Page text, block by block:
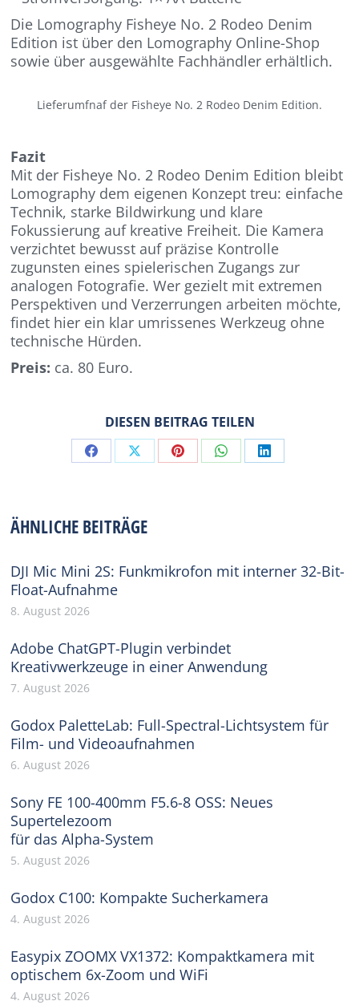
Die Lomography Fisheye No. 2 Rodeo Denim
Edition ist über den Lomography Online-Shop
sowie über ausgewählte Fachhändler erhältlich.
Lieferumfnaf der Fisheye No. 2 Rodeo Denim Edition.
Fazit
Mit der Fisheye No. 2 Rodeo Denim Edition bleibt
Lomography dem eigenen Konzept treu: einfache
Technik, starke Bildwirkung und klare
Fokussierung auf kreative Freiheit. Die Kamera
verzichtet bewusst auf präzise Kontrolle
zugunsten eines spielerischen Zugangs zur
analogen Fotografie. Wer gezielt mit extremen
Perspektiven und Verzerrungen arbeiten möchte,
findet hier ein klar umrissenes Werkzeug ohne
technische Hürden.
Preis: ca. 80 Euro.
DIESEN BEITRAG TEILEN
Share Share Share Share Share
ÄHNLICHE BEITRÄGE
DJI Mic Mini 2S: Funkmikrofon mit interner 32-Bit-
Float-Aufnahme
8. August 2026
Adobe ChatGPT-Plugin verbindet
Kreativwerkzeuge in einer Anwendung
7. August 2026
Godox PaletteLab: Full-Spectral-Lichtsystem für
Film- und Videoaufnahmen
6. August 2026
Sony FE 100-400mm F5.6-8 OSS: Neues
Supertelezoom
für das Alpha-System
5. August 2026
Godox C100: Kompakte Sucherkamera
4. August 2026
Easypix ZOOMX VX1372: Kompaktkamera mit
optischem 6x-Zoom und WiFi
4. August 2026